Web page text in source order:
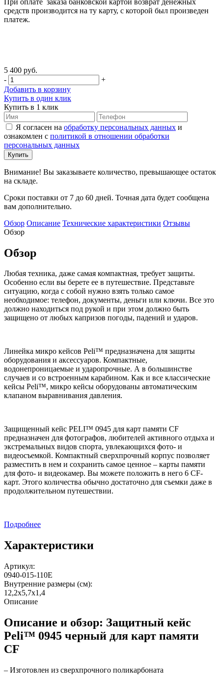
средств производится на ту карту, с которой был произведен
платеж.
5 400 руб.
-
+
Добавить в корзину
Купить в один клик
Купить в 1 клик
Я согласен на обработку персональных данных и
ознакомлен с политикой в отношении обработки
персональных данных
Внимание! Вы заказываете количество, превышающее остаток
на складе.
Сроки поставки от 7 до 60 дней. Точная дата будет сообщена
вам дополнительно.
Обзор Описание Технические характеристики Отзывы
Обзор
Обзор
Любая техника, даже самая компактная, требует защиты.
Особенно если вы берете ее в путешествие. Представьте
ситуацию, когда с собой нужно взять только самое
необходимое: телефон, документы, деньги или ключи. Все это
должно находиться под рукой и при этом должно быть
защищено от любых капризов погоды, падений и ударов.
Линейка микро кейсов Peli™ предназначена для защиты
оборудования и аксессуаров. Компактные,
водонепроницаемые и ударопрочные. А в большинстве
случаев и со встроенным карабином. Как и все классические
кейсы Peli™, микро кейсы оборудованы автоматическим
клапаном выравнивания давления.
Защищенный кейс PELI™ 0945 для карт памяти CF
предназначен для фотографов, любителей активного отдыха и
экстремальных видов спорта, увлекающихся фото- и
видеосъемкой. Компактный сверхпрочный корпус позволяет
разместить в нем и сохранить самое ценное – карты памяти
для фото- и видеокамер. Вы можете положить в него 6 CF-
карт. Этого количества обычно достаточно для съемки даже в
продолжительном путешествии.
Подробнее
Характеристики
Артикул:
0940-015-110E
Внутренние размеры (см):
12,2x5,7x1,4
Описание
Описание и обзор: Защитный кейс
Peli™ 0945 черный для карт памяти
CF
– Изготовлен из сверхпрочного поликарбоната